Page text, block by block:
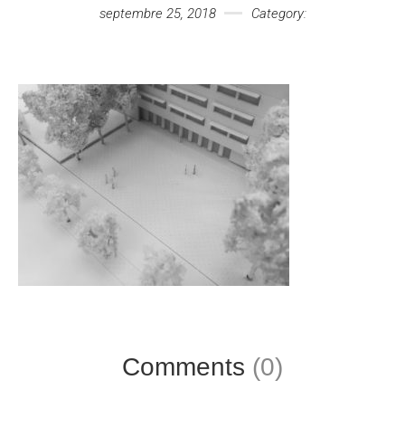
Votre messageseptembre 25, 2018 Category:
Comments (0)